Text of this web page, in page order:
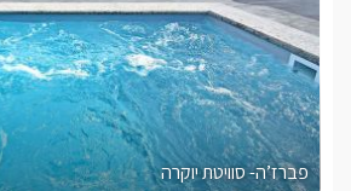
פברז’ה- סוויטת יוקרה